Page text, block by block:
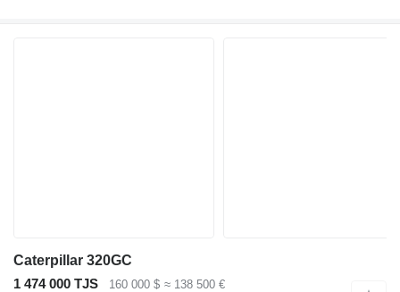
Caterpillar 320GC
1 474 000 TJS
160 000 $ ≈ 138 500 €